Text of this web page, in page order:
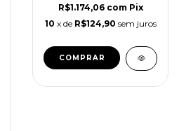
R$1.174,06 com Pix
10 x de R$124,90 sem juros
COMPRAR